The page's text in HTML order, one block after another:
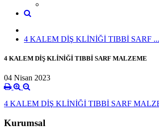
4 KALEM DİŞ KLİNİĞİ TIBBİ SARF ...
4 KALEM DİŞ KLİNİĞİ TIBBİ SARF MALZEME
04 Nisan 2023
4 KALEM DİŞ KLİNİĞİ TIBBİ SARF
Kurumsal